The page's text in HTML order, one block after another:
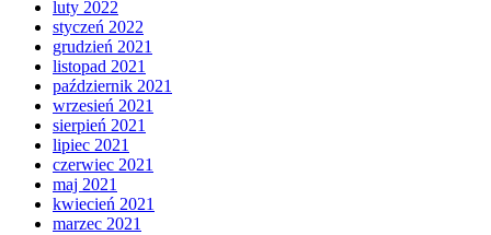
luty 2022
styczeń 2022
grudzień 2021
listopad 2021
październik 2021
wrzesień 2021
sierpień 2021
lipiec 2021
czerwiec 2021
maj 2021
kwiecień 2021
marzec 2021